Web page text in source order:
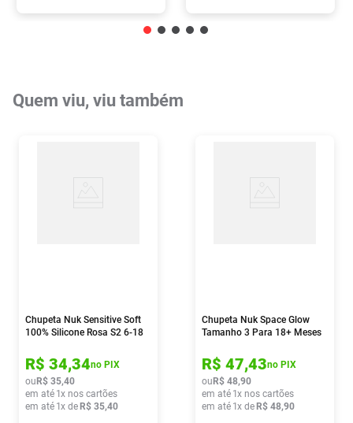
Quem viu, viu também
Chupeta Nuk Sensitive Soft
100% Silicone Rosa S2 6-18
R$ 34,34no PIX
ou R$ 35,40
em até 1x nos cartões
em até 1x de R$ 35,40
Chupeta Nuk Space Glow
Tamanho 3 Para 18+ Meses
R$ 47,43no PIX
ou R$ 48,90
em até 1x nos cartões
em até 1x de R$ 48,90